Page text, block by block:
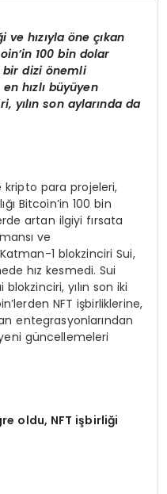
ve hızıylaöne çıkan
’in 100 bin dolar
bir diziönemli
en hızlı büyüyen
yılın son aylarında da
kripto para projeleri,
Bitcoin’in 100 bin
artan ilgiyi fırsata
ve
1 blokzinciri Sui,
hız kesmedi. Sui
yılın son iki
NFT işbirliklerine,
entegrasyonlarından
güncellemeleri
oldu, NFT işbirliği